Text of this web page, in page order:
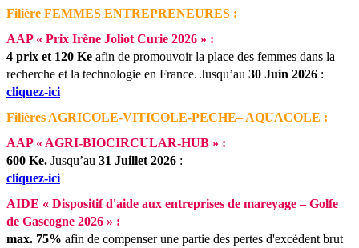
Filière FEMMES ENTREPRENEURES :
AAP « Prix Irène Joliot Curie 2026 » :
4 prix et 120 Ke afin de promouvoir la place des femmes dans la
recherche et la technologie en France. Jusqu’au 30 Juin 2026 :
cliquez-ici
Filières AGRICOLE-VITICOLE-PECHE– AQUACOLE :
AAP « AGRI-BIOCIRCULAR-HUB » :
600 Ke. Jusqu’au 31 Juillet 2026 :
cliquez-ici
AIDE « Dispositif d'aide aux entreprises de mareyage – Golfe
de Gascogne 2026 » :
max. 75% afin de compenser une partie des pertes d'excédent brut